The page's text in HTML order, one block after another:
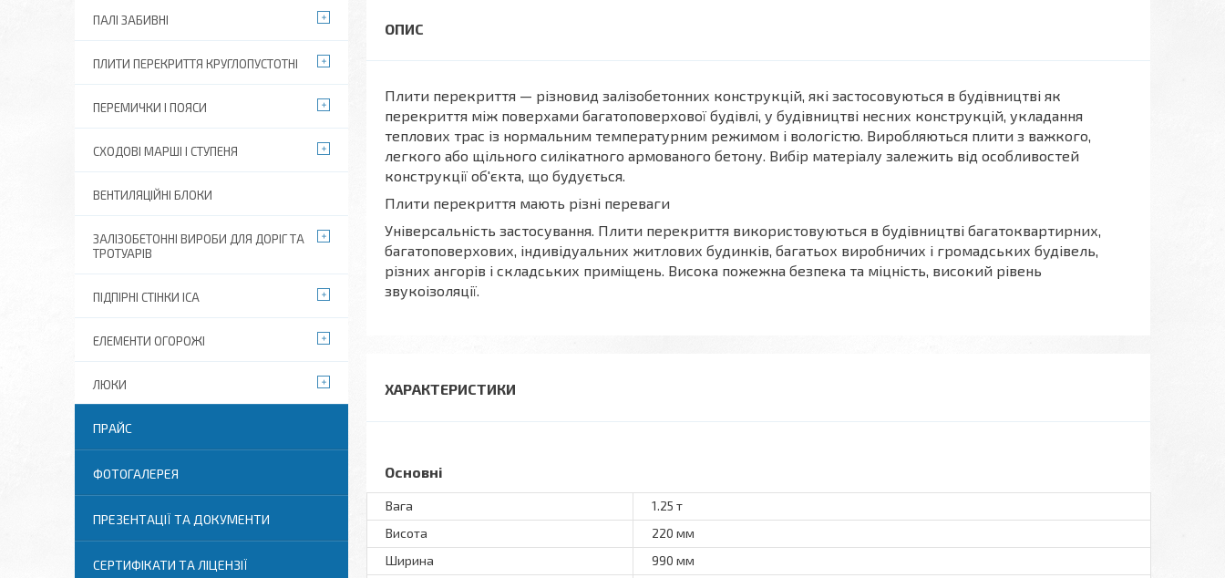
Плити перекриття — різновид залізобетонних конструкцій, які застосовуються в будівництві як
перекриття між поверхами багатоповерхової будівлі, у будівництві несних конструкцій, укладання
теплових трас із нормальним температурним режимом і вологістю. Виробляються плити з важкого,
легкого або щільного силікатного армованого бетону. Вибір матеріалу залежить від особливостей
конструкції об'єкта, що будується.
Плити перекриття мають різні переваги
Універсальність застосування. Плити перекриття використовуються в будівництві багатоквартирних,
багатоповерхових, індивідуальних житлових будинків, багатьох виробничих і громадських будівель,
різних ангорів і складських приміщень. Висока пожежна безпека та міцність, високий рівень
звукоізоляції.
ХАРАКТЕРИСТИКИ
Основні
Вага
1.25 т
Висота
220 мм
Ширина
990 мм
ПАЛІ ЗАБИВНІ
ПЛИТИ ПЕРЕКРИТТЯ КРУГЛОПУСТОТНІ
ПЕРЕМИЧКИ І ПОЯСИ
СХОДОВІ МАРШІ І СТУПЕНЯ
ВЕНТИЛЯЦІЙНІ БЛОКИ
ЗАЛІЗОБЕТОННІ ВИРОБИ ДЛЯ ДОРІГ ТА
ТРОТУАРІВ
ПІДПІРНІ СТІНКИ ІСА
ЕЛЕМЕНТИ ОГОРОЖІ
ЛЮКИ
ПРАЙС
ФОТОГАЛЕРЕЯ
ПРЕЗЕНТАЦІЇ ТА ДОКУМЕНТИ
СЕРТИФІКАТИ ТА ЛІЦЕНЗІЇ